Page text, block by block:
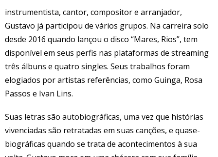
instrumentista, cantor, compositor e arranjador,
Gustavo já participou de vários grupos. Na carreira solo
desde 2016 quando lançou o disco “Mares, Rios”, tem
disponível em seus perfis nas plataformas de streaming
três álbuns e quatro singles. Seus trabalhos foram
elogiados por artistas referências, como Guinga, Rosa
Passos e Ivan Lins.
Suas letras são autobiográficas, uma vez que histórias
vivenciadas são retratadas em suas canções, e quase-
biográficas quando se trata de acontecimentos à sua